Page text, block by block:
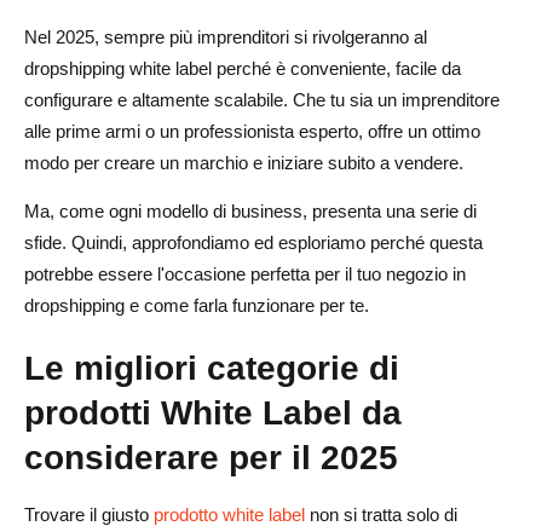
Domande frequenti sul dropshipping White Label
Come faccio a scegliere i migliori prodotti white label per
il mio negozio?
Il dropshipping white label è redditizio?
Quali sono i vantaggi del dropshipping white label?
Nel 2025, sempre più imprenditori si rivolgeranno al
dropshipping white label perché è conveniente, facile da
configurare e altamente scalabile. Che tu sia un imprenditore
alle prime armi o un professionista esperto, offre un ottimo
modo per creare un marchio e iniziare subito a vendere.
Ma, come ogni modello di business, presenta una serie di
sfide. Quindi, approfondiamo ed esploriamo perché questa
potrebbe essere l'occasione perfetta per il tuo negozio in
dropshipping e come farla funzionare per te.
Le migliori categorie di
prodotti White Label da
considerare per il 2025
Trovare il giusto prodotto white label non si tratta solo di